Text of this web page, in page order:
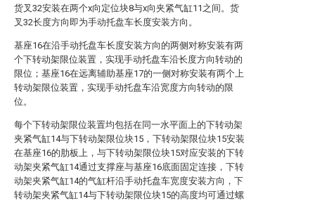
货叉32安装在两个x向定位块8与x向夹紧气缸11之间。货
叉32长度方向即为手动托盘车长度安装方向。
基座16在沿手动托盘车长度安装方向的两侧对称安装有两
个下转动架限位装置，实现手动托盘车沿长度方向转动的
限位；基座16在远离辅助基座17的一侧对称安装有两个上
转动架限位装置，实现手动托盘车沿宽度方向转动的限
位。
每个下转动架限位装置均包括在同一水平面上的下转动架
夹紧气缸14与下转动架限位块15，下转动架限位块15安装
在基座16的肋板上，与下转动架限位块15对应安装的下转
动架夹紧气缸14通过支撑座与基座16底面固定连接，下转
动架夹紧气缸14的气缸杆沿手动托盘车宽度安装方向，下
转动架夹紧气缸14与下转动架限位块15的高度均可通过螺